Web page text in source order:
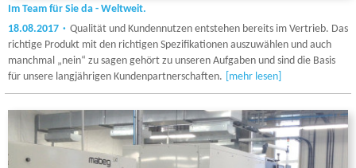
Im Team für Sie da - Weltweit.
18.08.2017
Qualität und Kundennutzen entstehen bereits im Vertrieb. Das
richtige Produkt mit den richtigen Spezifikationen auszuwählen und auch
manchmal „nein“ zu sagen gehört zu unseren Aufgaben und sind die Basis
für unsere langjährigen Kundenpartnerschaften.
[mehr lesen]